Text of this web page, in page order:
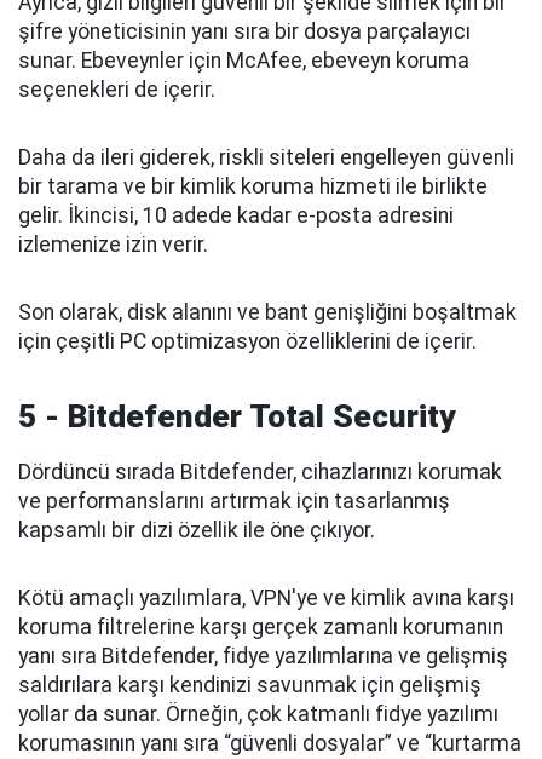
şifre yöneticisinin yanı sıra bir dosya parçalayıcı
sunar. Ebeveynler için McAfee, ebeveyn koruma
seçenekleri de içerir.
Daha da ileri giderek, riskli siteleri engelleyen güvenli
bir tarama ve bir kimlik koruma hizmeti ile birlikte
gelir. İkincisi, 10 adede kadar e-posta adresini
izlemenize izin verir.
Son olarak, disk alanını ve bant genişliğini boşaltmak
için çeşitli PC optimizasyon özelliklerini de içerir.
5 - Bitdefender Total Security
Dördüncü sırada Bitdefender, cihazlarınızı korumak
ve performanslarını artırmak için tasarlanmış
kapsamlı bir dizi özellik ile öne çıkıyor.
Kötü amaçlı yazılımlara, VPN'ye ve kimlik avına karşı
koruma filtrelerine karşı gerçek zamanlı korumanın
yanı sıra Bitdefender, fidye yazılımlarına ve gelişmiş
saldırılara karşı kendinizi savunmak için gelişmiş
yollar da sunar. Örneğin, çok katmanlı fidye yazılımı
korumasının yanı sıra “güvenli dosyalar” ve “kurtarma